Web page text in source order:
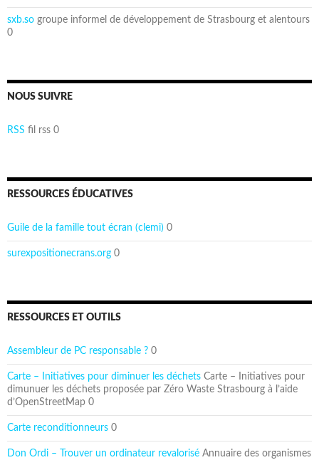
sxb.so groupe informel de développement de Strasbourg et alentours
0
NOUS SUIVRE
RSS fil rss 0
RESSOURCES ÉDUCATIVES
Guile de la famille tout écran (clemi) 0
surexpositionecrans.org 0
RESSOURCES ET OUTILS
Assembleur de PC responsable ? 0
Carte – Initiatives pour diminuer les déchets Carte – Initiatives pour
dimunuer les déchets proposée par Zéro Waste Strasbourg à l’aide
d’OpenStreetMap 0
Carte reconditionneurs 0
Don Ordi – Trouver un ordinateur revalorisé Annuaire des organismes